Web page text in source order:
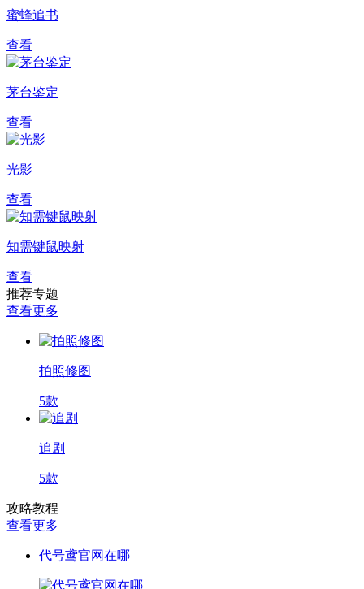
蜜蜂追书
查看
茅台鉴定
查看
光影
查看
知需键鼠映射
查看
推荐专题
查看更多
拍照修图
5款
追剧
5款
攻略教程
查看更多
代号鸢官网在哪